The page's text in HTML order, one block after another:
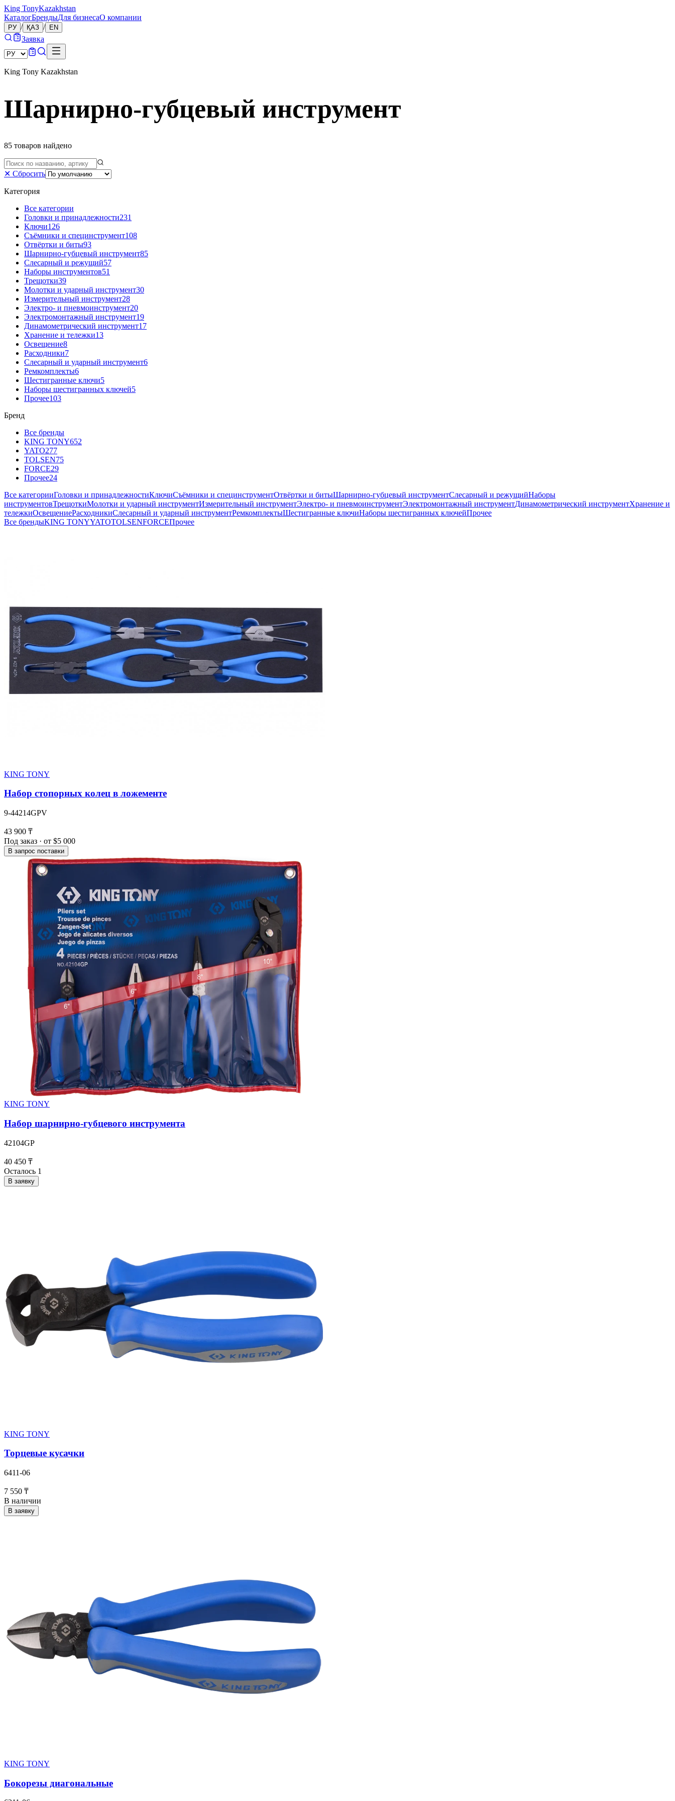
King TonyKazakhstan
КаталогБрендыДля бизнесаО компании
РУ / ҚАЗ / EN
Заявка
King Tony Kazakhstan
Шарнирно-губцевый инструмент
85 товаров найдено
✕ Сбросить
Категория
Все категории
Головки и принадлежности231
Ключи126
Съёмники и специнструмент108
Отвёртки и биты93
Шарнирно-губцевый инструмент85
Слесарный и режущий57
Наборы инструментов51
Трещотки39
Молотки и ударный инструмент30
Измерительный инструмент28
Электро- и пневмоинструмент20
Электромонтажный инструмент19
Динамометрический инструмент17
Хранение и тележки13
Освещение8
Расходники7
Слесарный и ударный инструмент6
Ремкомплекты6
Шестигранные ключи5
Наборы шестигранных ключей5
Прочее103
Бренд
Все бренды
KING TONY652
YATO277
TOLSEN75
FORCE29
Прочее24
Все категорииГоловки и принадлежностиКлючиСъёмники и специнструментОтвёртки и битыШарнирно-губцевый инструментСлесарный и режущийНаборы
инструментовТрещоткиМолотки и ударный инструментИзмерительный инструментЭлектро- и пневмоинструментЭлектромонтажный инструментДинамометрический инструментХранение и
тележкиОсвещениеРасходникиСлесарный и ударный инструментРемкомплектыШестигранные ключиНаборы шестигранных ключейПрочее
Все брендыKING TONYYATOTOLSENFORCEПрочее
KING TONY
Набор стопорных колец в ложементе
9-44214GPV
43 900 ₸
Под заказ · от $5 000
В запрос поставки
KING TONY
Набор шарнирно-губцевого инструмента
42104GP
40 450 ₸
Осталось 1
В заявку
KING TONY
Торцевые кусачки
6411-06
7 550 ₸
В наличии
В заявку
KING TONY
Бокорезы диагональные